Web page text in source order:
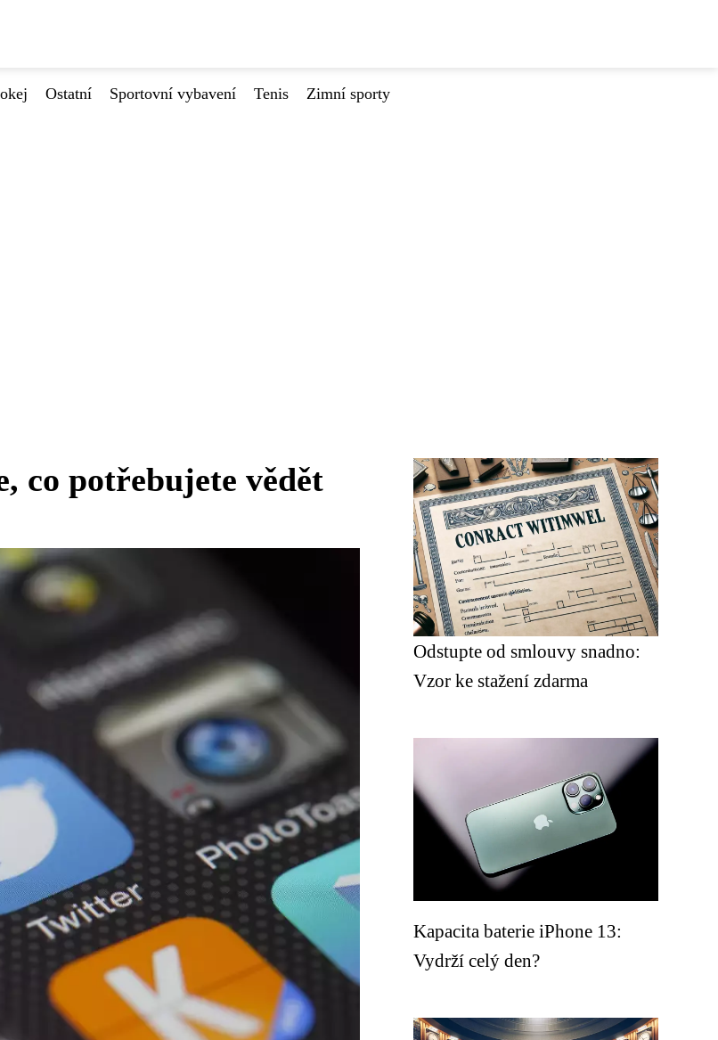
Ostatní Sportovní vybavení Tenis Zimní sporty
co potřebujete vědět
Odstupte od smlouvy snadno:
Vzor ke stažení zdarma
Kapacita baterie iPhone 13:
Vydrží celý den?